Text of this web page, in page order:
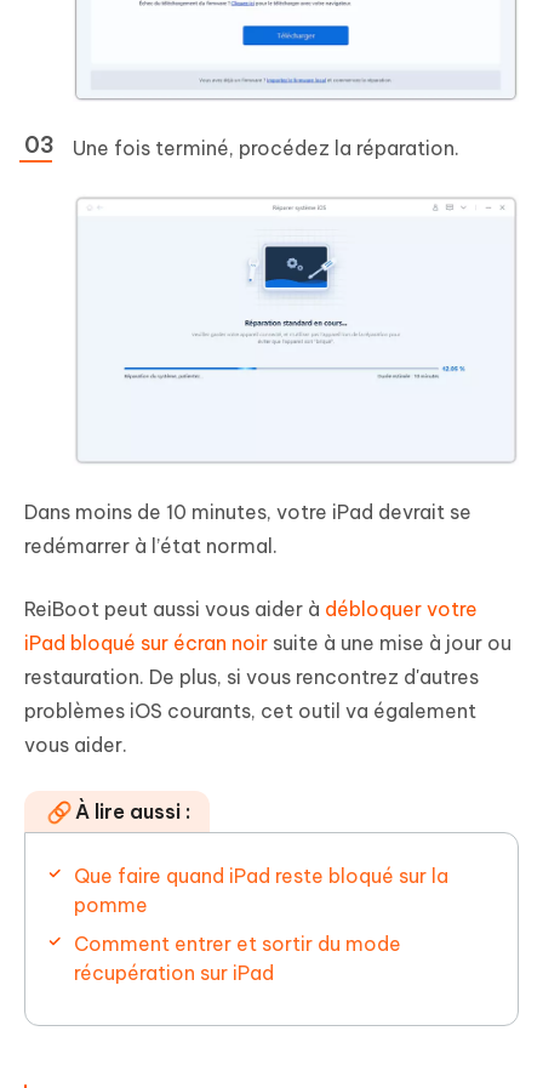
Une fois terminé, procédez la réparation.
Dans moins de 10 minutes, votre iPad devrait se
redémarrer à l’état normal.
ReiBoot peut aussi vous aider à débloquer votre
iPad bloqué sur écran noir suite à une mise à jour ou
restauration. De plus, si vous rencontrez d'autres
problèmes iOS courants, cet outil va également
vous aider.
À lire aussi :
Que faire quand iPad reste bloqué sur la
pomme
Comment entrer et sortir du mode
récupération sur iPad